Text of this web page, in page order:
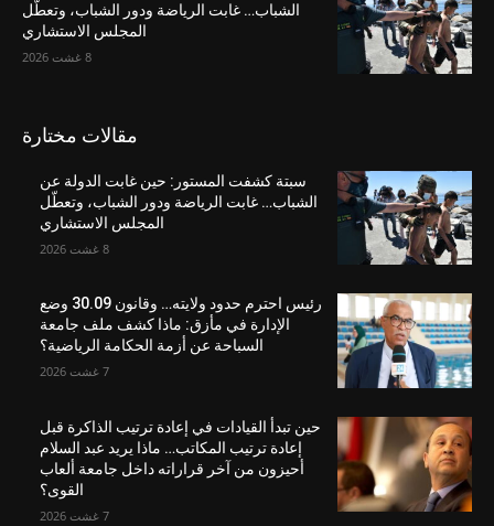
الشباب… غابت الرياضة ودور الشباب، وتعطّل
المجلس الاستشاري
8 غشت 2026
مقالات مختارة
سبتة كشفت المستور: حين غابت الدولة عن
الشباب… غابت الرياضة ودور الشباب، وتعطّل
المجلس الاستشاري
8 غشت 2026
رئيس احترم حدود ولايته… وقانون 30.09 وضع
الإدارة في مأزق: ماذا كشف ملف جامعة
السباحة عن أزمة الحكامة الرياضية؟
7 غشت 2026
حين تبدأ القيادات في إعادة ترتيب الذاكرة قبل
إعادة ترتيب المكاتب… ماذا يريد عبد السلام
أحيزون من آخر قراراته داخل جامعة ألعاب
القوى؟
7 غشت 2026